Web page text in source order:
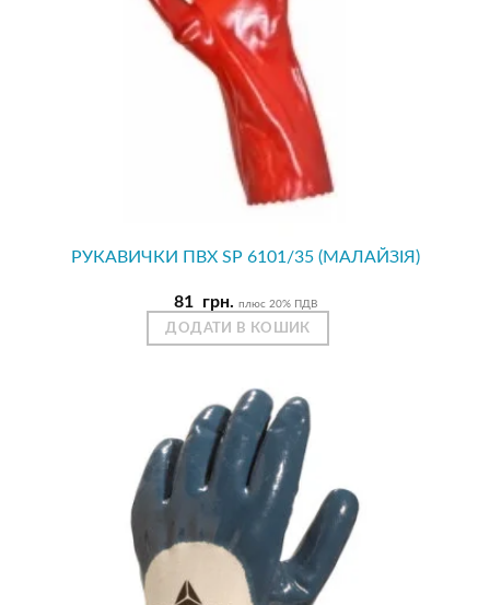
РУКАВИЧКИ ПВХ SP 6101/35 (МАЛАЙЗІЯ)
81 грн. плюс 20% ПДВ
ДОДАТИ В КОШИК